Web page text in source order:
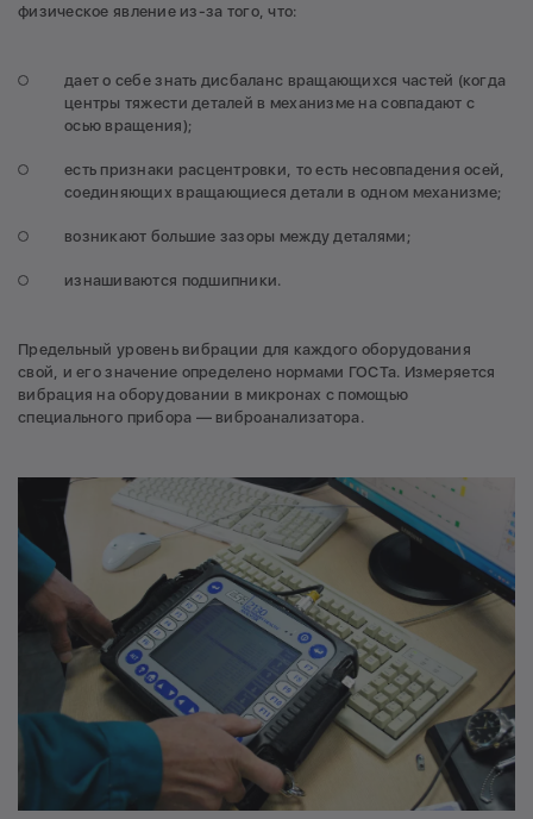
физическое явление из-за того, что:
дает о себе знать дисбаланс вращающихся частей (когда
центры тяжести деталей в механизме на совпадают с
осью вращения);
есть признаки расцентровки, то есть несовпадения осей,
соединяющих вращающиеся детали в одном механизме;
возникают большие зазоры между деталями;
изнашиваются подшипники.
Предельный уровень вибрации для каждого оборудования
свой, и его значение определено нормами ГОСТа. Измеряется
вибрация на оборудовании в микронах с помощью
специального прибора — виброанализатора.